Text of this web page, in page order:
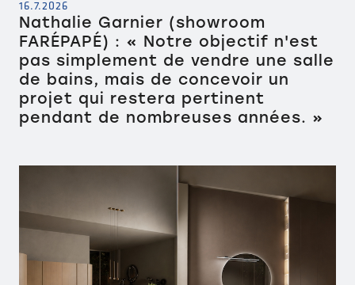
16.7.2026
Nathalie Garnier (showroom
FARÉPAPÉ) : « Notre objectif n'est
pas simplement de vendre une salle
de bains, mais de concevoir un
projet qui restera pertinent
pendant de nombreuses années. »